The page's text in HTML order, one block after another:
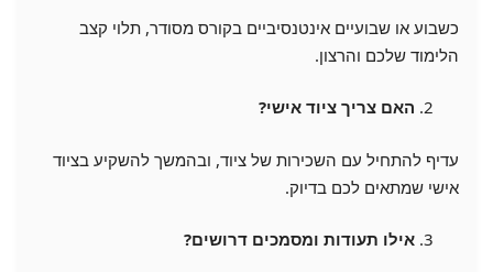
כשבוע או שבועיים אינטנסיביים בקורס מסודר, תלוי קצב
הלימוד שלכם והרצון.
האם צריך ציוד אישי?
עדיף להתחיל עם השכירות של ציוד, ובהמשך להשקיע בציוד
אישי שמתאים לכם בדיוק.
אילו תעודות ומסמכים דרושים?